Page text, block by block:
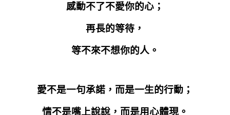
感動不了不愛你的心；
再長的等待，
等不來不想你的人。
愛不是一句承諾，而是一生的行動；
情不是嘴上說說，而是用心體現。